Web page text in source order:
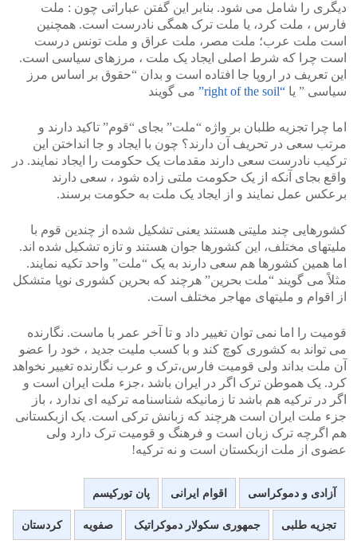
دیگری را شامل می شود. بنابر این گفتن عباراتی چون : ملت
فارس ، ملت کرد، یا ملت ترک همگی نادرست است. همچنین
است ملت عرب؛ ملت مصر، ملت عراق و ملت تونس درست
است چرا که شرط اصلی ایجاد یک ملت ، مرزهای سیاسی است.
این تعریف در اروپا جا افتاده است و بدان “حقوق بر اساس مرز
سیاسی ” یا “right of the soil” می گویند
اما چرا تجزیه طلبان بر واژه “ملت” بجای “قوم” تاکید دارند و
مرتب سعی در تحریف آن دارند؟ چون با ایجاد و جا انداختن این
ترکیب نادرست سعی دارند مقدمات یک حکومت را ایجاد نمایند. در
واقع بجای آنکه از یک حکومت ملتی زاده شود ، سعی دارند
برعکس عمل نمایند و از ایجاد یک ملت به حکومت برسند.
کشورهایی چند ملیتی هستند یعنی تشکیل شده از چندین قوم با
ملیتهای مختلف، این کشورها جوان هستند و تازه تشکیل شده اند.
اما همین کشورها هم سعی دارند به یک “ملت” واحد تکیه نمایند.
مثلاً می گویند “ملت بحرین” هرچند که بحرین کشوری نوپا متشکل
از اقوام و ملیتهای مهاجر مختلف است.
قومیت را اما نمی توان تغییر داد و تا آخر عمر با ماست. نگارنده
می تواند به کشوری کوچ کند و با کسب ملیت جدید ، خود را عضو
آن ملت بداند ولی قومیت فارس،ترک و عرب نگارنده تغییر نخواهد
کرد. یک هموطن ترک اگر در ایران باشد ،جزء ملت ایران است و
اگر در ترکیه هم باشد تا زمانیکه شناسنامه ترکیه ای ندارد ، باز
جزء ملت ایران است هرچند که زبانش ترکی است. یک ازبکستانی
هم اگرچه ترک زبان است و فرهنگ و قومیت ترک دارد ولی
عضوی از ملت ازبکستان است و نه ترکیه!
آزادی و دموکراسی اقوام ایرانی پان تورکیسم
تجزیه طلبی جمهوری سکولار دموکراتیک صفویه کردستان